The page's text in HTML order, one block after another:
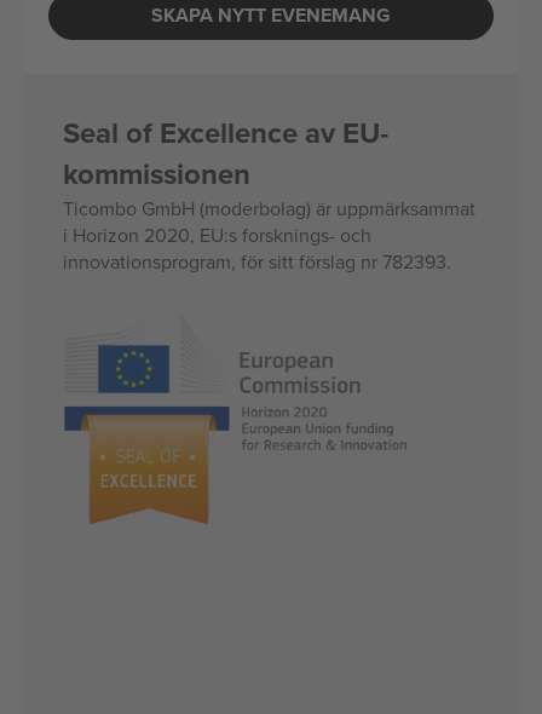
SKAPA NYTT EVENEMANG
Seal of Excellence av EU-
kommissionen
Ticombo GmbH (moderbolag) är uppmärksammat
i Horizon 2020, EU:s forsknings- och
innovationsprogram, för sitt förslag nr 782393.